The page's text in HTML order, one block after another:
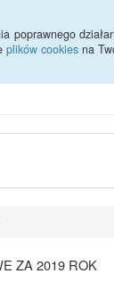
poprawnego
plików cookies na
ZA 2019 ROK